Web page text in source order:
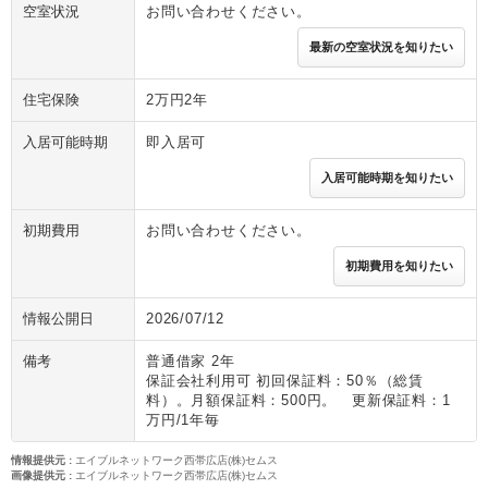
空室状況 お問い合わせください。
最新の空室状況を知りたい
住宅保険 2万円2年
入居可能時期 即入居可
入居可能時期を知りたい
初期費用 お問い合わせください。
初期費用を知りたい
情報公開日 2026/07/12
備考
普通借家 2年
保証会社利用可 初回保証料：50％（総賃
料）。月額保証料：500円。 更新保証料：1
万円/1年毎
情報提供元 : エイブルネットワーク西帯広店(株)セムス
画像提供元 : エイブルネットワーク西帯広店(株)セムス